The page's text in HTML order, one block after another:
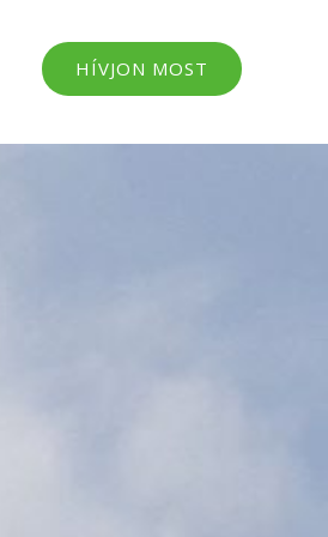
HÍVJON MOST